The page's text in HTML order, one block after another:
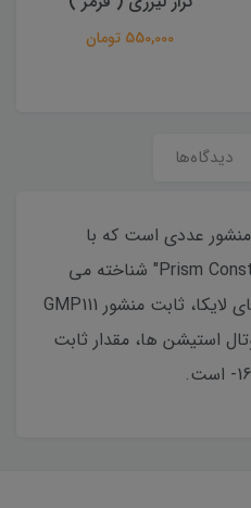
550,000 تومان
دیدگاه‌ها
عددی است که با
عنوان "ثابت منشور" یا "Prism Constant" شناخته می
شود. برای توتال استیشن های لایکا، ثابت منشور GMP111
استیشن ها، مقدار ثابت